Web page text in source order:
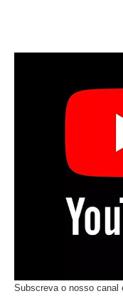
Subscreva o nosso canal